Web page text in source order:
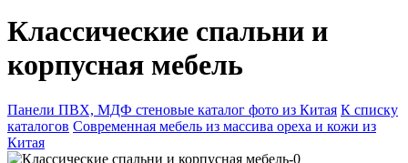
Классические спальни и
корпусная мебель
Панели ПВХ, МДФ стеновые каталог фото из Китая К списку
каталогов Современная мебель из массива ореха и кожи из
Китая